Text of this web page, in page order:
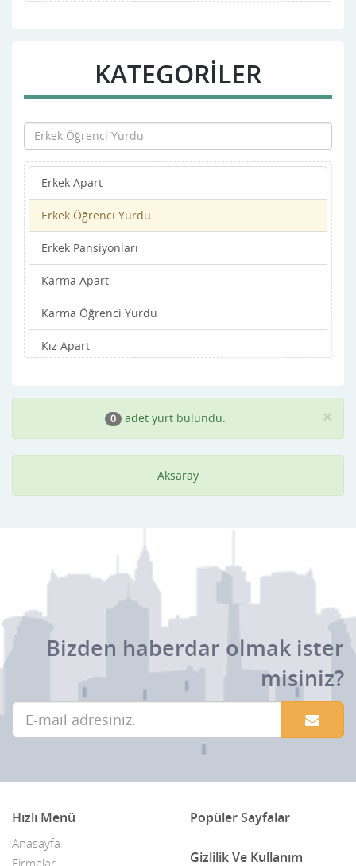
KATEGORİLER
Erkek Apart
Erkek Öğrenci Yurdu
Erkek Pansiyonları
Karma Apart
Karma Öğrenci Yurdu
Kız Apart
Kız Pansiyonları ×
0 adet yurt bulundu.
Aksaray
Bizden haberdar olmak ister
misiniz?
Hızlı Menü
Anasayfa
Popüler Sayfalar
Gizlilik Ve Kullanım